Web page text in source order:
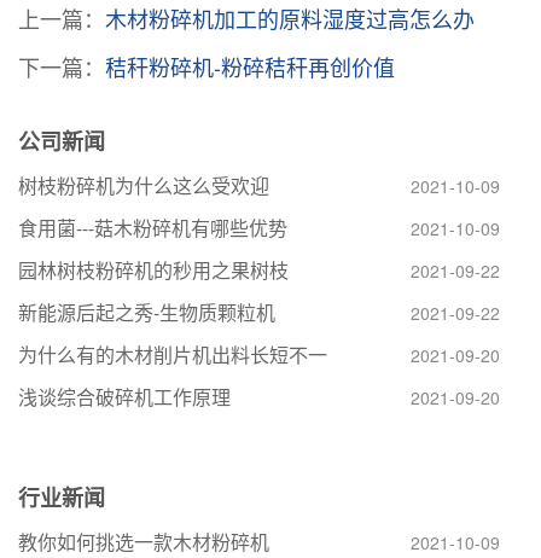
上一篇： 木材粉碎机加工的原料湿度过高怎么办
下一篇： 秸秆粉碎机-粉碎秸秆再创价值
公司新闻
树枝粉碎机为什么这么受欢迎 2021-10-09
食用菌---菇木粉碎机有哪些优势 2021-10-09
园林树枝粉碎机的秒用之果树枝 2021-09-22
新能源后起之秀-生物质颗粒机 2021-09-22
为什么有的木材削片机出料长短不一 2021-09-20
浅谈综合破碎机工作原理 2021-09-20
行业新闻
教你如何挑选一款木材粉碎机 2021-10-09